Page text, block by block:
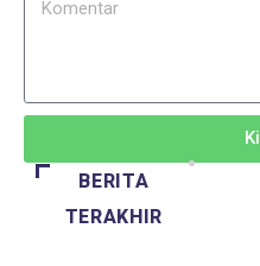
BERITA
TERAKHIR